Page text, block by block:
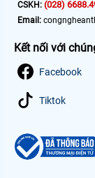
CSKH: (028)
Email:
Kết nối với
Facebook
Tiktok